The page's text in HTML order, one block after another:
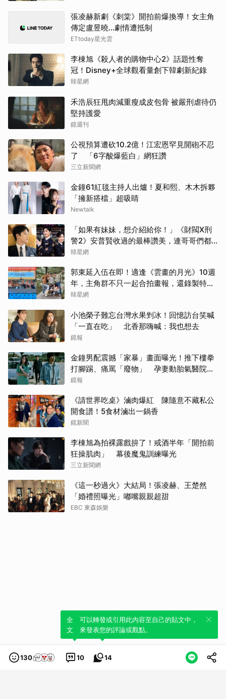
張凌赫新劇《刺棠》開拍前爆換導！女主角
傳定盧昱曉…劇情遭抵制
ETtoday星光雲
李棟旭《殺人者的購物中心2》話題性奪
冠！Disney+全球觀看量創下韓劇新紀錄
韓星網
禾浩辰狂甩肉減重瘦成皮包骨 被嚴刑虐待仍
堅持護愛
鏡週刊
公視預算遭砍10.2億！江宏恩罕見開砲不忍
了 「6字酸爆藍白」網狂讚
三立新聞網
金鐘61紅毯主持人出爐！夏和熙、木木拆夥
「擁新搭檔」超吸睛
Newtalk
「如果有妹妹，想介紹給你！」《財閥X刑
警2》安普賢收過的最棒讚美，連哥哥們都
認證的好品格～
韓星網
郭東延入伍在即！適逢《雲畫的月光》10週
年，主角群不只一起合拍畫報，還錄製特別
節目
韓星網
小池榮子難忘台灣水果剉冰！回憶訪台笑喊
「一直在吃」 北香那嗨喊：我也想去
鏡報
金鐘男配震撼「家暴」畫面曝光！推下樓拳
打腳踢、痛罵「廢物」 孕妻動胎氣醫院爆
激烈衝突
鏡報
《請世界吃桌》滷肉爆紅 陳隨意不藏私公
開食譜！5食材滷出一鍋香
鏡新聞
李棟旭為拍裸露戲拚了！戒酒半年「開拍前
狂操肌肉」 幕後魔鬼訓練曝光
三立新聞網
《這一秒過火》大結局！張凌赫、王楚然
「婚禮照曝光」嘟嘴親親超甜
EBC 東森娛樂
130 10
全新體驗！一鍵引用此內容，透過發布貼
文來輕鬆表達個人立場。
14
可以轉發或引用此內容至自己的貼文中，
來發表您的評論或觀點。